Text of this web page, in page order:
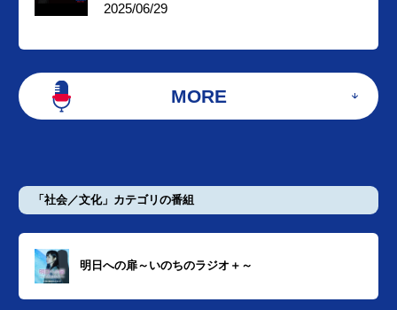
2025/06/29
MORE
「社会／文化」カテゴリの番組
明日への扉～いのちのラジオ＋～